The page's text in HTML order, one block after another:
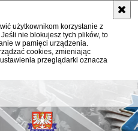
użytkownikom korzystanie z
nie blokujesz tych plików, to
w pamięci urządzenia.
cookies, zmieniając
przeglądarki oznacza